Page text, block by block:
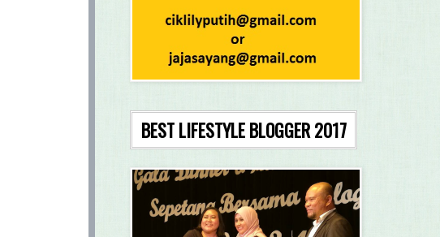
BEST LIFESTYLE BLOGGER 2017